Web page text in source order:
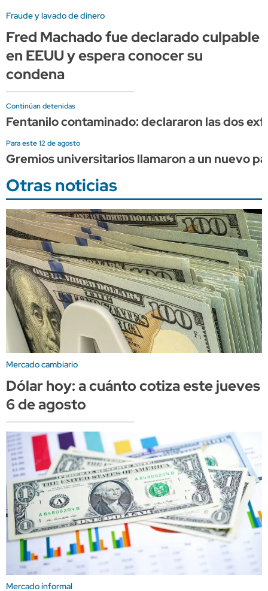
Fraude y lavado de dinero
Fred Machado fue declarado culpable
en EEUU y espera conocer su
condena
Continúan detenidas
Fentanilo contaminado: declararon las dos
Para este 12 de agosto
Gremios universitarios llamaron a un nuevo
Otras noticias
Mercado cambiario
Dólar hoy: a cuánto cotiza este jueves
6 de agosto
Mercado informal